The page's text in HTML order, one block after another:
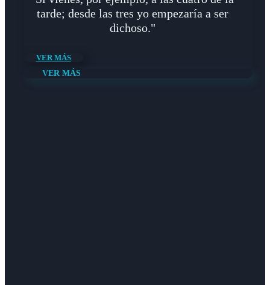
tarde; desde las tres yo empezaría a ser
dichoso."
VER MÁS
VER MÁS